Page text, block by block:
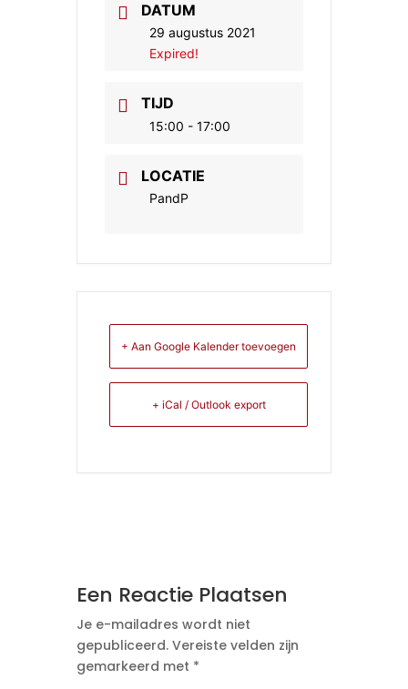
DATUM
29 augustus 2021
Expired!
TIJD
15:00 - 17:00
LOCATIE
PandP
+ Aan Google Kalender toevoegen
+ iCal / Outlook export
Een Reactie Plaatsen
Je e-mailadres wordt niet
gepubliceerd. Vereiste velden zijn
gemarkeerd met *